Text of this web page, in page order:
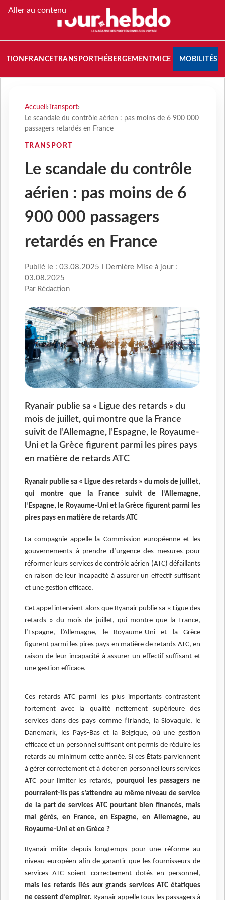
Aller au contenu
FRANCETRANSPORT HÉBERGEMENTMICE MOBILITÉS
Accueil › Transport›
Le scandale du contrôle aérien : pas moins de 6 900 000
passagers retardés en France
TRANSPORT
Le scandale du contrôle
aérien : pas moins de 6
900 000 passagers
retardés en France
Publié le : 03.08.2025 I Dernière Mise à jour :
03.08.2025
Par Rédaction
Ryanair publie sa « Ligue des retards » du
mois de juillet, qui montre que la France
suivit de l’Allemagne, l’Espagne, le Royaume-
Uni et la Grèce figurent parmi les pires pays
en matière de retards ATC
Ryanair publie sa « Ligue des retards » du mois de juillet,
qui montre que la France suivit de l’Allemagne,
l’Espagne, le Royaume-Uni et la Grèce figurent parmi les
pires pays en matière de retards ATC
La compagnie appelle la Commission européenne et les
gouvernements à prendre d’urgence des mesures pour
réformer leurs services de contrôle aérien (ATC) défaillants
en raison de leur incapacité à assurer un effectif suffisant
et une gestion efficace.
Cet appel intervient alors que Ryanair publie sa « Ligue des
retards » du mois de juillet, qui montre que la France,
l’Espagne, l’Allemagne, le Royaume-Uni et la Grèce
figurent parmi les pires pays en matière de retards ATC, en
raison de leur incapacité à assurer un effectif suffisant et
une gestion efficace.
Ces retards ATC parmi les plus importants contrastent
fortement avec la qualité nettement supérieure des
services dans des pays comme l’Irlande, la Slovaquie, le
Danemark, les Pays-Bas et la Belgique, où une gestion
efficace et un personnel suffisant ont permis de réduire les
retards au minimum cette année. Si ces États parviennent
à gérer correctement et à doter en personnel leurs services
ATC pour limiter les retards, pourquoi les passagers ne
pourraient-ils pas s’attendre au même niveau de service
de la part de services ATC pourtant bien financés, mais
mal gérés, en France, en Espagne, en Allemagne, au
Royaume-Uni et en Grèce ?
Ryanair milite depuis longtemps pour une réforme au
niveau européen afin de garantir que les fournisseurs de
services ATC soient correctement dotés en personnel,
mais les retards liés aux grands services ATC étatiques
ne cessent d’empirer. Ryanair appelle tous les passagers à